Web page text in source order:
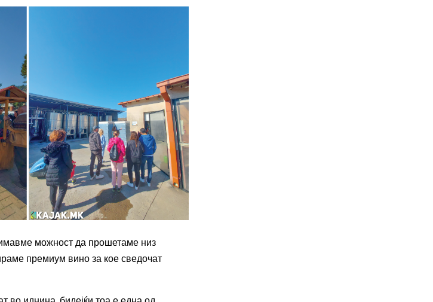
можност да прошетаме низ
премиум вино за кое сведочат